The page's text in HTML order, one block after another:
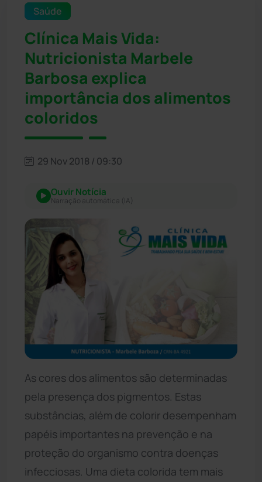
Saúde
Clínica Mais Vida:
Nutricionista Marbele
Barbosa explica
importância dos alimentos
coloridos
29 Nov 2018 / 09:30
Ouvir Notícia
Narração automática (IA)
As cores dos alimentos são determinadas
pela presença dos pigmentos. Estas
substâncias, além de colorir desempenham
papéis importantes na prevenção e na
proteção do organismo contra doenças
infecciosas. Uma dieta colorida tem mais